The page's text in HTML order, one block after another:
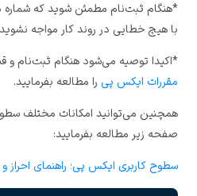
*هنگام ثبت‌نام مطمئن شوید که شماره
با هیچ خطایی در روند کار مواجه
*اکیدا توصیه می‌شود هنگام ثبت‌نام و
مقررات ایکس پی را مطالعه بفرمایید.
همچنین می‌توانید امکانات مختلف
صفحه زیر مطالعه بفرمایید:
سطوح کاربری ایکس پی؛ راهنمای احراز